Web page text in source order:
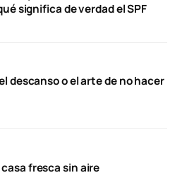
significa de verdad el SPF
descanso o el arte de no hacer
fresca sin aire